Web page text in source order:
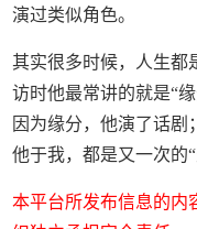
演过类似角色。
其实很多时候，人生都
访时他最常讲的就是“
因为缘分，他演了话
他于我，都是又一次的
本平台所发布信息的内